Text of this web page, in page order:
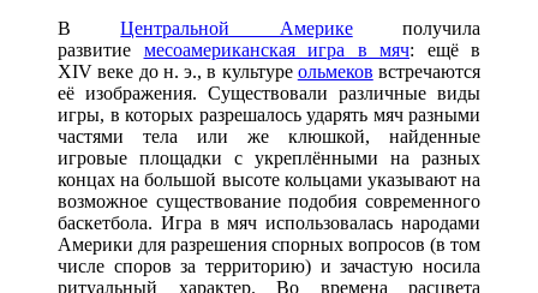
В
Центральной Америке
получила
развитие
месоамериканская игра в мяч: ещё в
XIV веке до н. э., в культуре ольмеков встречаются
её изображения. Существовали различные виды
игры, в которых разрешалось ударять мяч разными
частями тела или же клюшкой, найденные
игровые площадки с укреплёнными на разных
концах на большой высоте кольцами указывают на
возможное существование подобия современного
баскетбола. Игра в мяч использовалась народами
Америки для разрешения спорных вопросов (в том
числе споров за территорию) и зачастую носила
ритуальный характер. Во времена расцвета